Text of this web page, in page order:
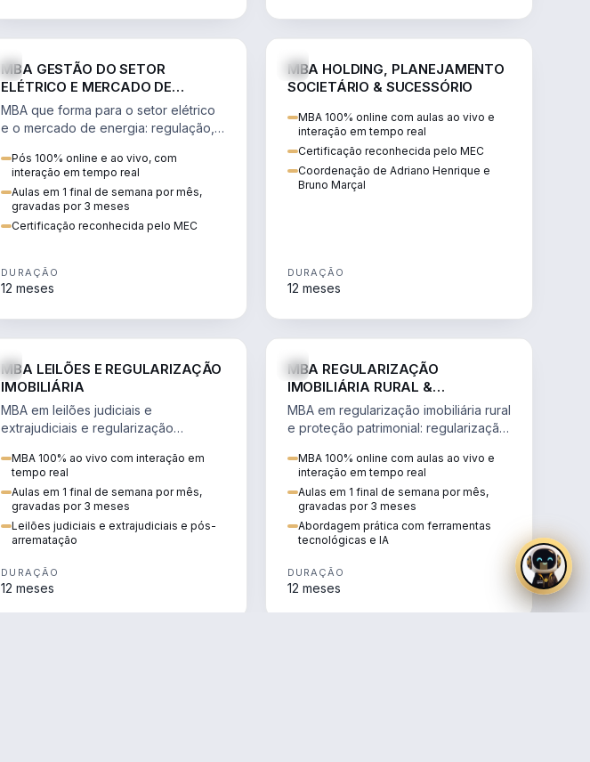
MBA GESTÃO DO SETOR
ELÉTRICO E MERCADO DE
ENERGIA
MBA que forma para o setor elétrico
e o mercado de energia: regulação,
transmissão e revisão tarifária.
Pós 100% online e ao vivo, com
interação em tempo real
Aulas em 1 final de semana por mês,
gravadas por 3 meses
Certificação reconhecida pelo MEC
DURAÇÃO
12 meses
MBA HOLDING, PLANEJAMENTO
SOCIETÁRIO & SUCESSÓRIO
MBA 100% online com aulas ao vivo e
interação em tempo real
Certificação reconhecida pelo MEC
Coordenação de Adriano Henrique e
Bruno Marçal
DURAÇÃO
12 meses
MBA LEILÕES E REGULARIZAÇÃO
IMOBILIÁRIA
MBA em leilões judiciais e
extrajudiciais e regularização
alienação fiduciária e pós-
arrematação.
MBA 100% ao vivo com interação em
tempo real
Aulas em 1 final de semana por mês,
gravadas por 3 meses
Leilões judiciais e extrajudiciais e pós-
arrematação
DURAÇÃO
12 meses
MBA REGULARIZAÇÃO
IMOBILIÁRIA RURAL &
PROTEÇÃO PATRIMONIAL
MBA em regularização imobiliária rural
e proteção patrimonial: regularização
rural.
MBA 100% online com aulas ao vivo e
interação em tempo real
Aulas em 1 final de semana por mês,
gravadas por 3 meses
Abordagem prática com ferramentas
tecnológicas e IA
DURAÇÃO
12 meses